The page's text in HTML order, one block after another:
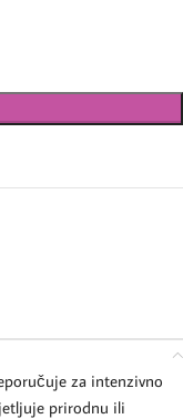
za intenzivno
prirodnu ili